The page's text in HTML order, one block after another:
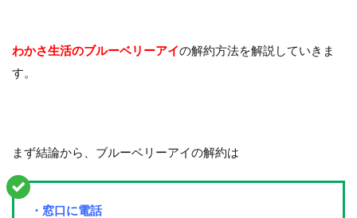
わかさ生活のブルーベリーアイの解約方法を解説していきま
す。
まず結論から、ブルーベリーアイの解約は
・窓口に電話